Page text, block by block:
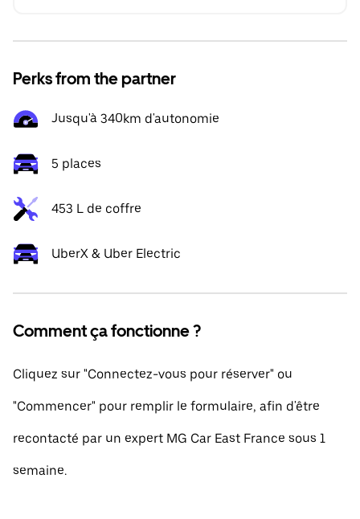
Perks from the partner
Jusqu'à 340km d'autonomie
5 places
453 L de coffre
UberX & Uber Electric
Comment ça fonctionne ?
Cliquez sur "Connectez-vous pour réserver" ou
"Commencer" pour remplir le formulaire, afin d'être
recontacté par un expert MG Car East France sous 1
semaine.